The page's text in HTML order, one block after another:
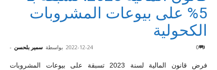
5% على بيوعات المشروبات
الكحولية
بواسطة سمير بلحسن - 2022-12-24 0
فرض قانون المالية لسنة 2023 تسبقة على بيوعات المشروبات